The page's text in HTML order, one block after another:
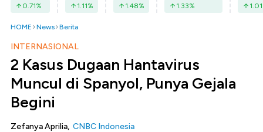
0.71% 1.11% 1.48% 1.33% 1.01
HOME News Berita
INTERNASIONAL
2 Kasus Dugaan Hantavirus
Muncul di Spanyol, Punya Gejala
Begini
Zefanya Aprilia, CNBC Indonesia